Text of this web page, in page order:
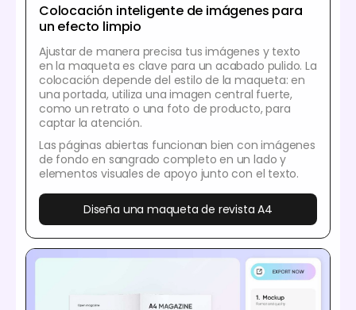
Colocación inteligente de imágenes para
un efecto limpio
Ajustar de manera precisa tus imágenes y texto
en la maqueta es clave para un acabado pulido. La
colocación depende del estilo de la maqueta: en
una portada, utiliza una imagen central fuerte,
como un retrato o una foto de producto, para
captar la atención.
Las páginas abiertas funcionan bien con imágenes
de fondo en sangrado completo en un lado y
elementos visuales de apoyo junto con el texto.
Diseña una maqueta de revista A4